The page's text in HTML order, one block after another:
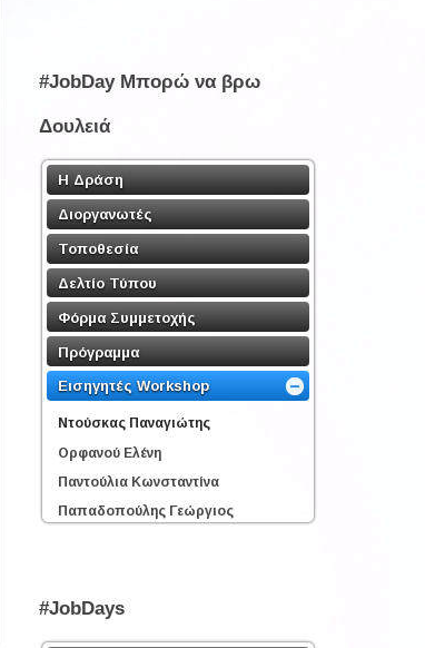
#JobDay Μπορώ να βρω
Δουλειά
Η Δράση
Διοργανωτές
Τοποθεσία
Δελτίο Τύπου
Φόρμα Συμμετοχής
Πρόγραμμα
Εισηγητές Workshop
Ντούσκας Παναγιώτης
Ορφανού Ελένη
Παντούλια Κωνσταντίνα
Παπαδοπούλης Γεώργιος
#JobDays